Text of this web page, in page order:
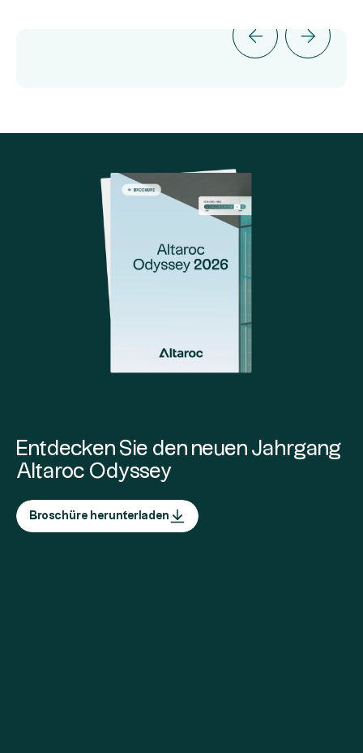
Entdecken Sie den neuen Jahrgang
Altaroc Odyssey
Broschüre herunterladen